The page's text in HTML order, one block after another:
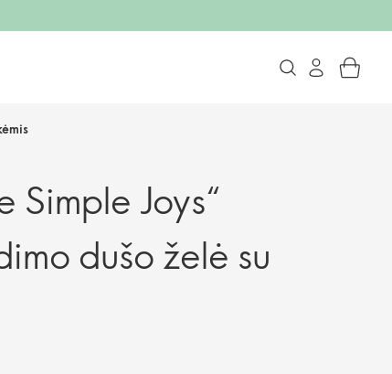
Simple Joys“
dušo želė su